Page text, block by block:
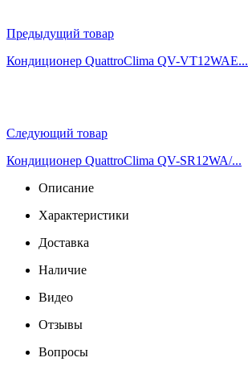
Предыдущий товар
Кондиционер QuattroСlima QV-VT12WAE...
Следующий товар
Кондиционер QuattroСlima QV-SR12WA/...
Описание
Характеристики
Доставка
Наличие
Видео
Отзывы
Вопросы